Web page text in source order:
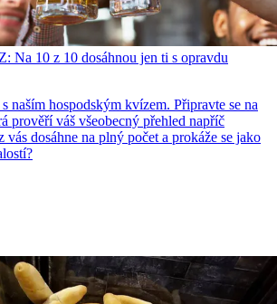
10 z 10 dosáhnou jen ti s opravdu
naším hospodským kvízem. Připravte se na
prověří váš všeobecný přehled napříč
dosáhne na plný počet a prokáže se jako